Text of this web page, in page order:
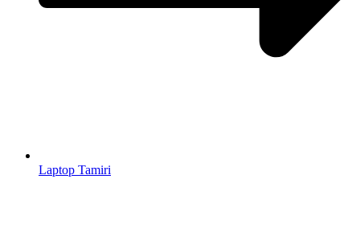
Laptop Tamiri